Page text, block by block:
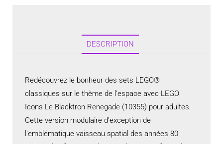
DESCRIPTION
Redécouvrez le bonheur des sets LEGO®
classiques sur le thème de l’espace avec LEGO
Icons Le Blacktron Renegade (10355) pour adultes.
Cette version modulaire d’exception de
l’emblématique vaisseau spatial des années 80